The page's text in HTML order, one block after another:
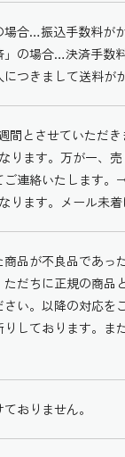
場合…振込手数料が
」の場合…決済手数
つきまして送料が
間とさせていただ
ります。万が一、
ご連絡いたします
ります。メール未
商品が不良品であっ
ただちに正規の商品
い。以降の対応を
しております。ま
おりません。